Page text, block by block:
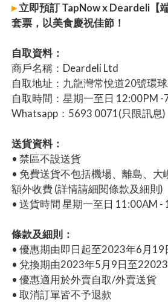
▸立即預訂 TapNow x Deardeli【
套票，以美食慶祝佳節！
自取資料：
商戶名稱：Deardeli Ltd
自取地址：九龍灣常悅道20號環
自取時間：星期一至日 12:00PM -
Whatsapp：5693 0071(只限訊息)
送貨資料：
• 禁區不設送貨
• 免費送貨不包括機場、離島、
額外收費 (詳情請細閱條款及細則)
• 送貨時間 星期一至日 11:00AM -
條款及細則：
• 優惠期由即日起至2023年6月19
• 兌換期由2023年5月9日至
• 優惠適用於外賣自取/外賣送貨
• 取消訂單皆不予退款